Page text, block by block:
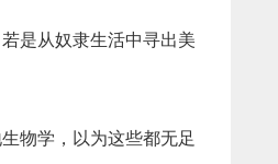
是从奴隶生活中寻出美
物学，以为这些都无足